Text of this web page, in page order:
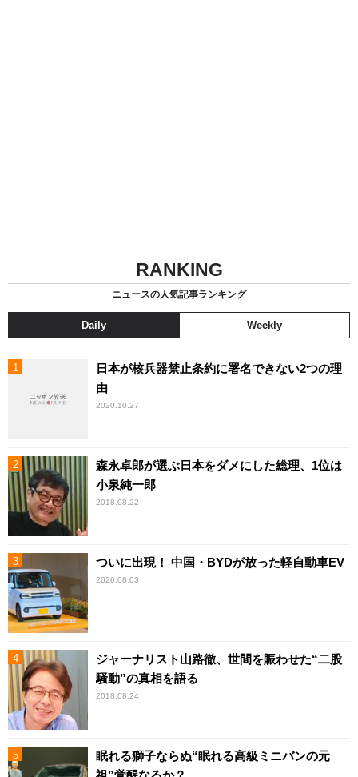
RANKING
ニュースの人気記事ランキング
Daily Weekly
日本が核兵器禁止条約に署名できない2つの理
由
2020.10.27
森永卓郎が選ぶ日本をダメにした総理、1位は
小泉純一郎
2018.08.22
ついに出現！ 中国・BYDが放った軽自動車EV
2026.08.03
ジャーナリスト山路徹、世間を賑わせた“二股
騒動”の真相を語る
2018.08.24
眠れる獅子ならぬ“眠れる高級ミニバンの元